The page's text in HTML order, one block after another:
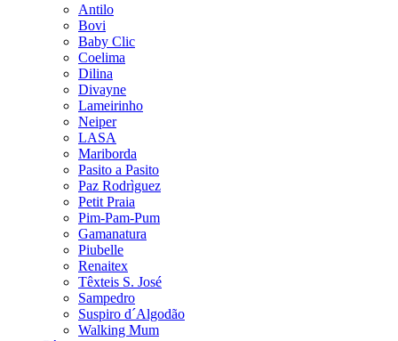
Antilo
Bovi
Baby Clic
Coelima
Dilina
Divayne
Lameirinho
Neiper
LASA
Mariborda
Pasito a Pasito
Paz Rodrìguez
Petit Praia
Pim-Pam-Pum
Gamanatura
Piubelle
Renaitex
Têxteis S. José
Sampedro
Suspiro d´Algodão
Walking Mum